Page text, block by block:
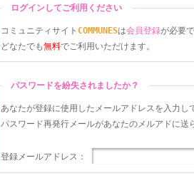
ログインしてご利用ください
コミュニティサイト COMMUNESは会員登録が必要で
どなたでも無料でご利用いただけます。
パスワードを紛失されましたか？
あなたが登録に使用したメールアドレスを入力し
パスワード再発行メールがあなたのメルアドに送
登録メールアドレス：